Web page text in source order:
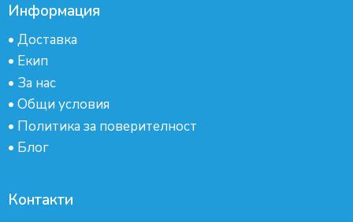
Информация
• Доставка
• Екип
• За нас
• Общи условия
• Политика за поверителност
• Блог
Контакти